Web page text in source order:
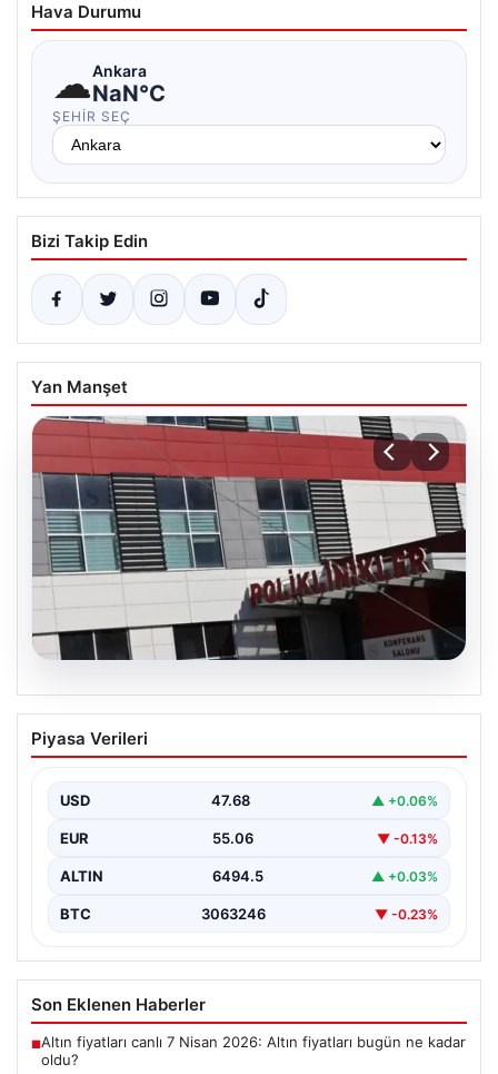
Hava Durumu
☁Ankara
NaN°C
ŞEHIR SEÇ
Bizi Takip Edin
Yan Manşet
05.08.2026
Osmaniye’de fabrikada yangın: 2 işçi
hayatını kaybetti
Piyasa Verileri
USD 47.68 ▲ +0.06%
EUR 55.06 ▼ -0.13%
ALTIN 6494.5 ▲ +0.03%
BTC 3063246 ▼ -0.23%
Son Eklenen Haberler
■Altın fiyatları canlı 7 Nisan 2026: Altın fiyatları bugün ne kadar
oldu?